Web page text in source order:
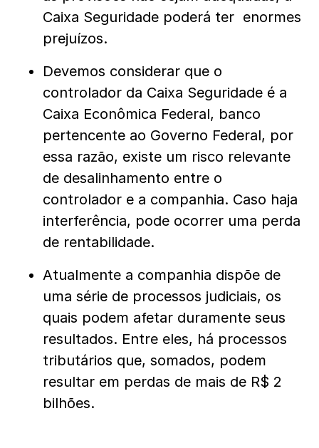
Caixa Seguridade poderá ter enormes
prejuízos.
Devemos considerar que o
controlador da Caixa Seguridade é a
Caixa Econômica Federal, banco
pertencente ao Governo Federal, por
essa razão, existe um risco relevante
de desalinhamento entre o
controlador e a companhia. Caso haja
interferência, pode ocorrer uma perda
de rentabilidade.
Atualmente a companhia dispõe de
uma série de processos judiciais, os
quais podem afetar duramente seus
resultados. Entre eles, há processos
tributários que, somados, podem
resultar em perdas de mais de R$ 2
bilhões.